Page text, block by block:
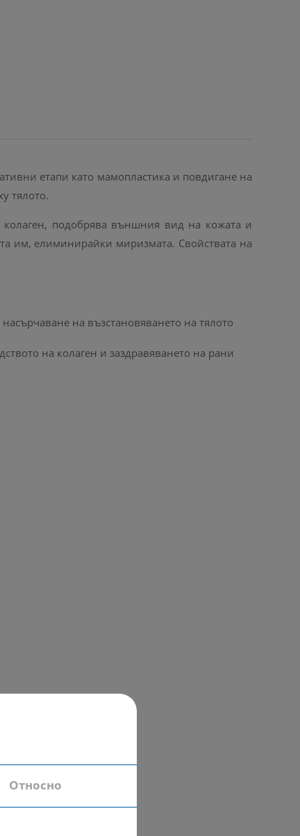
етапи като мамопластика и повдигане на
тялото.
колаген, подобрява външния вид на кожата и
им, елиминирайки миризмата. Свойствата на
на възстановяването на тялото
на колаген и заздравяването на рани
Относно